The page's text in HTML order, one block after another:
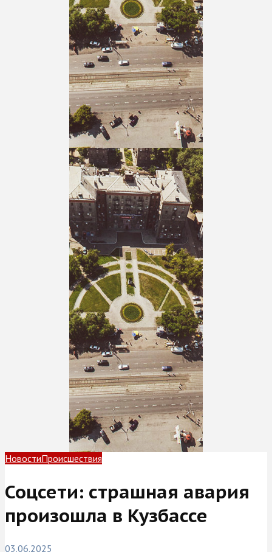
НовостиПроисшествия
Соцсети: страшная авария
произошла в Кузбассе
03.06.2025